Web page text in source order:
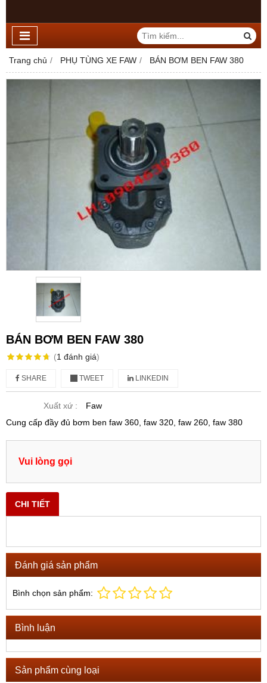
Trang chủ PHỤ TÙNG XE FAW BÁN BƠM BEN FAW 380
BÁN BƠM BEN FAW 380
(1 đánh giá)
SHARE TWEET LINKEDIN
Xuất xứ :
Faw
Cung cấp đầy đủ bơm ben faw 360, faw 320, faw 260, faw 380
Vui lòng gọi
CHI TIẾT
Đánh giá sản phẩm
Bình chọn sản phẩm:
Bình luận
Sản phẩm cùng loại